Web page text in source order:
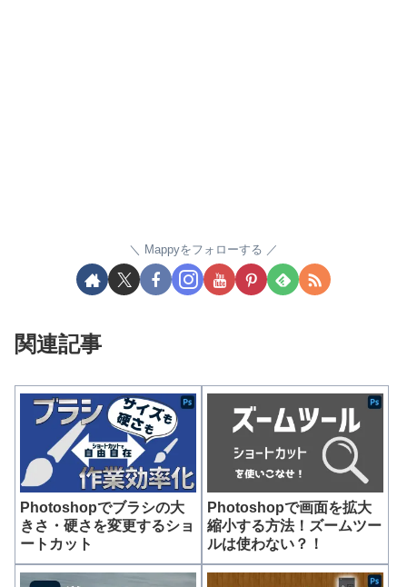
Mappyをフォローする
関連記事
Photoshopでブラシの大
きさ・硬さを変更するショ
ートカット
Photoshopで画面を拡大
縮小する方法！ズームツー
ルは使わない？！